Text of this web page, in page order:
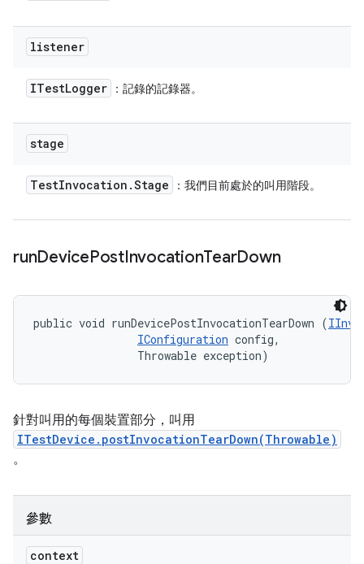
listener
ITestLogger ：記錄的記錄器。
stage
TestInvocation .Stage ：我們目前處於的叫用階段。
runDevicePostInvocationTearDown
public void runDevicePostInvocationTearDown (
IConfiguration config,
                Throwable exception)
針對叫用的每個裝置部分，叫用
ITestDevice.postInvocationTearDown(Throwable)
。
參數
context